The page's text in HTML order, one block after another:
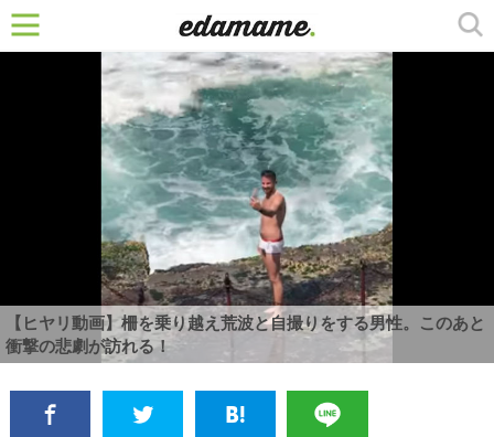
【ヒヤリ動画】柵を乗り越え荒波と自撮りをする男性。このあと
衝撃の悲劇が訪れる！